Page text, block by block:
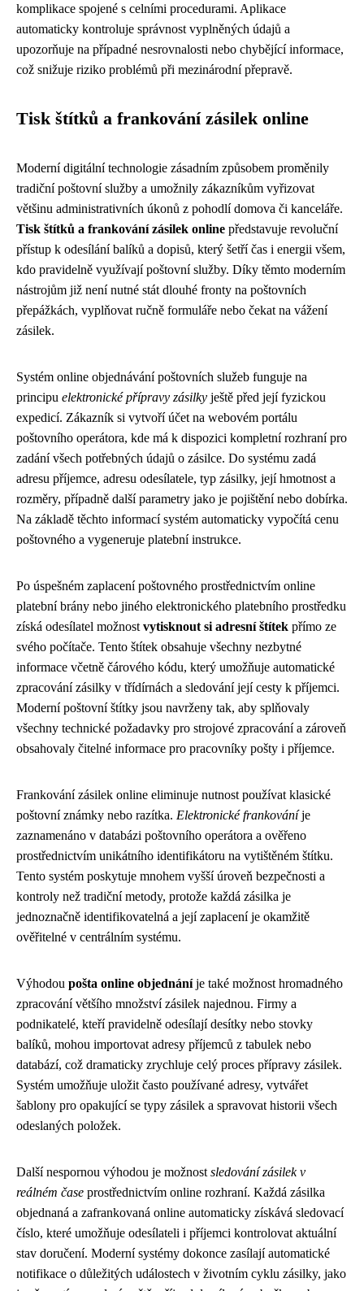
komplikace spojené s celními procedurami. Aplikace
automaticky kontroluje správnost vyplněných údajů a
upozorňuje na případné nesrovnalosti nebo chybějící informace,
což snižuje riziko problémů při mezinárodní přepravě.
Tisk štítků a frankování zásilek online
Moderní digitální technologie zásadním způsobem proměnily
tradiční poštovní služby a umožnily zákazníkům vyřizovat
většinu administrativních úkonů z pohodlí domova či kanceláře.
Tisk štítků a frankování zásilek online představuje revoluční
přístup k odesílání balíků a dopisů, který šetří čas i energii všem,
kdo pravidelně využívají poštovní služby. Díky těmto moderním
nástrojům již není nutné stát dlouhé fronty na poštovních
přepážkách, vyplňovat ručně formuláře nebo čekat na vážení
zásilek.
Systém online objednávání poštovních služeb funguje na
principu elektronické přípravy zásilky ještě před její fyzickou
expedicí. Zákazník si vytvoří účet na webovém portálu
poštovního operátora, kde má k dispozici kompletní rozhraní pro
zadání všech potřebných údajů o zásilce. Do systému zadá
adresu příjemce, adresu odesílatele, typ zásilky, její hmotnost a
rozměry, případně další parametry jako je pojištění nebo dobírka.
Na základě těchto informací systém automaticky vypočítá cenu
poštovného a vygeneruje platební instrukce.
Po úspešném zaplacení poštovného prostřednictvím online
platební brány nebo jiného elektronického platebního prostředku
získá odesílatel možnost vytisknout si adresní štítek přímo ze
svého počítače. Tento štítek obsahuje všechny nezbytné
informace včetně čárového kódu, který umožňuje automatické
zpracování zásilky v třídírnách a sledování její cesty k příjemci.
Moderní poštovní štítky jsou navrženy tak, aby splňovaly
všechny technické požadavky pro strojové zpracování a zároveň
obsahovaly čitelné informace pro pracovníky pošty i příjemce.
Frankování zásilek online eliminuje nutnost používat klasické
poštovní známky nebo razítka. Elektronické frankováníje
zaznamenáno v databázi poštovního operátora a ověřeno
prostřednictvím unikátního identifikátoru na vytištěném štítku.
Tento systém poskytuje mnohem vyšší úroveň bezpečnosti a
kontroly než tradiční metody, protože každá zásilka je
jednoznačně identifikovatelná a její zaplacení je okamžitě
ověřitelné v centrálním systému.
Výhodou pošta online objednáníje také možnost hromadného
zpracování většího množství zásilek najednou. Firmy a
podnikatelé, kteří pravidelně odesílají desítky nebo stovky
balíků, mohou importovat adresy příjemců z tabulek nebo
databází, což dramaticky zrychluje celý proces přípravy zásilek.
Systém umožňuje uložit často používané adresy, vytvářet
šablony pro opakující se typy zásilek a spravovat historii všech
odeslaných položek.
Další nespornou výhodou je možnost sledování zásilek v
reálném čase prostřednictvím online rozhraní. Každá zásilka
objednaná a zafrankovaná online automaticky získává sledovací
číslo, které umožňuje odesílateli i příjemci kontrolovat aktuální
stav doručení. Moderní systémy dokonce zasílají automatické
notifikace o důležitých událostech v životním cyklu zásilky, jako